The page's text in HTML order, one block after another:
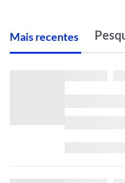
Mais recentes